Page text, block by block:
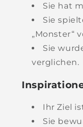
Sie hat
Sie
„Monster“
Sie
verglichen.
Ihr Ziel
Sie